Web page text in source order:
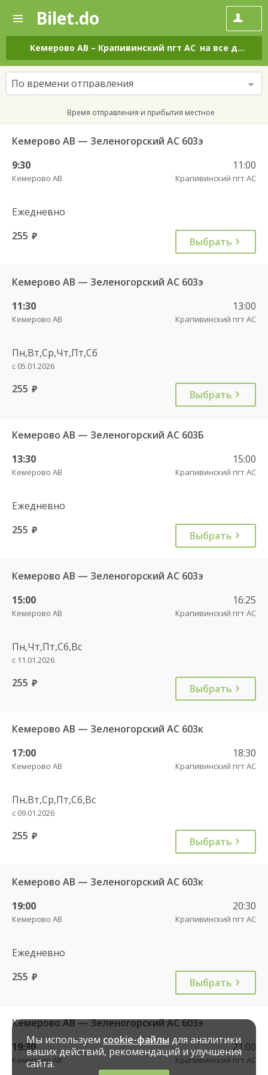
—
Поиск
и
покупка
билетов
на
автобус
онлайн
Bilet.do
Кемерово АВ – Крапивинский пгт АС на все дни
По времени отправления
Время отправления и прибытия местное
Кемерово АВ — Зеленогорский АС 603э
9:30
Кемерово АВ
11:00
Крапивинский пгт АС
Ежедневно
255 руб. Выбрать
Кемерово АВ — Зеленогорский АС 603э
11:30
Кемерово АВ
13:00
Крапивинский пгт АС
Пн,Вт,Ср,Чт,Пт,Сб
с 05.01.2026
255 руб. Выбрать
Кемерово АВ — Зеленогорский АС 603Б
13:30
Кемерово АВ
15:00
Крапивинский пгт АС
Ежедневно
255 руб. Выбрать
Кемерово АВ — Зеленогорский АС 603э
15:00
Кемерово АВ
16:25
Крапивинский пгт АС
Пн,Чт,Пт,Сб,Вс
с 11.01.2026
255 руб. Выбрать
Кемерово АВ — Зеленогорский АС 603к
17:00
Кемерово АВ
18:30
Крапивинский пгт АС
Пн,Вт,Ср,Пт,Сб,Вс
с 09.01.2026
255 руб. Выбрать
Кемерово АВ — Зеленогорский АС 603к
19:00
Кемерово АВ
20:30
Крапивинский пгт АС
Ежедневно
255 руб. Выбрать
Кемерово АВ — Зеленогорский АС 603э
19:30
Кемерово АВ
21:00
Крапивинский пгт АС
Мы используем cookie-файлы для аналитики
ваших действий, рекомендаций и улучшения
сайта.